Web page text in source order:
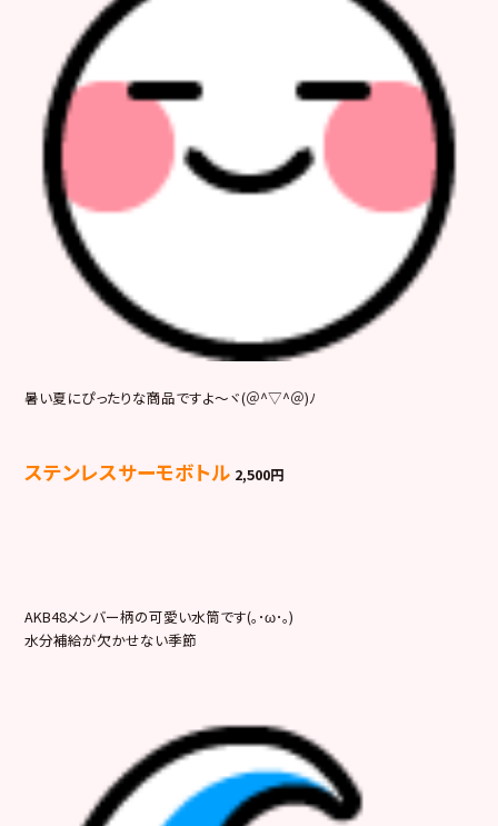
暑い夏にぴったりな商品ですよ～ヾ(＠^▽^＠)ﾉ
ステンレスサーモボトル 2,500円
AKB48メンバー柄の可愛い水筒です(｡･ω･｡)
水分補給が欠かせない季節